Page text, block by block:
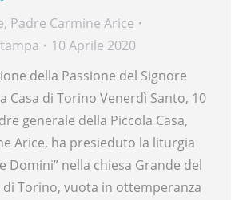
, Padre Carmine Arice
10 Aprile 2020
della Passione del Signore
Casa di Torino Venerdì Santo, 10
generale della Piccola Casa,
Arice, ha presieduto la liturgia
Domini” nella chiesa Grande del
Torino, vuota in ottemperanza